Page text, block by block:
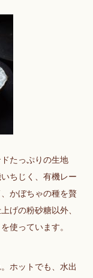
たっぷりの生地
ちじく、有機レー
かぼちゃの種を贅
げの粉砂糖以外、
使っています。
ホットでも、水出